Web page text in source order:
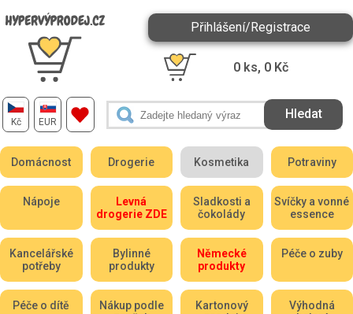
Kč EUR
Přihlášení/Registrace
0 ks, 0 Kč
Domácnost Drogerie Kosmetika Potraviny
Nápoje
Levná
drogerie ZDE
Sladkosti a
čokolády
Svíčky a vonné
essence
Kancelářské
potřeby
Bylinné
produkty
Německé
produkty
Péče o zuby
Péče o dítě
Nákup podle
Kartonový
Výhodná